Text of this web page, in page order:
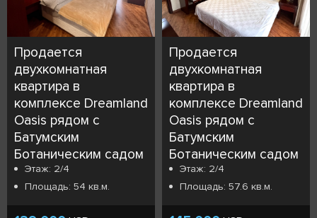
Продается
двухкомнатная
квартира в
комплексе Dreamland
Oasis рядом с
Батумским
Ботаническим садом
Этаж: 2/4
Площадь: 54 кв.м.
Продается
двухкомнатная
квартира в
комплексе Dreamland
Oasis рядом с
Батумским
Ботаническим садом
Этаж: 2/4
Площадь: 57.6 кв.м.